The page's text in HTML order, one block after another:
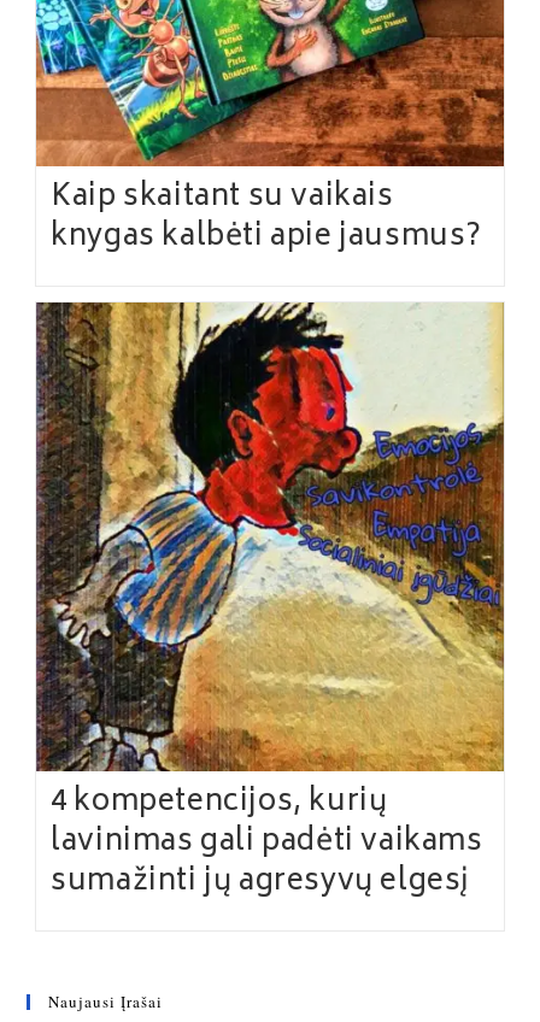
Kaip skaitant su vaikais
knygas kalbėti apie jausmus?
4 kompetencijos, kurių
lavinimas gali padėti vaikams
sumažinti jų agresyvų elgesį
Naujausi Įrašai